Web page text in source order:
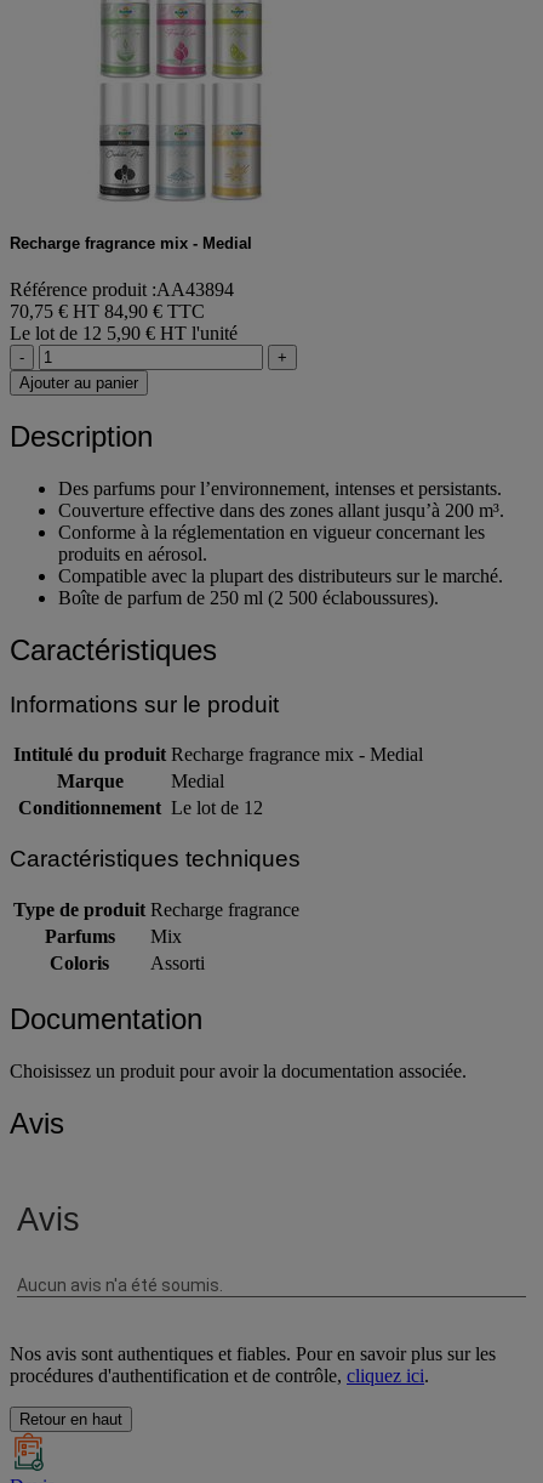
Référence produit :AA43894
70,75 € HT 84,90 € TTC
Le lot de 12 5,90 € HT l'unité
-
Description
Des parfums pour l’environnement, intenses et persistants.
Couverture effective dans des zones allant jusqu’à 200 m³.
Conforme à la réglementation en vigueur concernant les
produits en aérosol.
Compatible avec la plupart des distributeurs sur le marché.
Caractéristiques
Informations sur le produit
Intitulé du produit
Recharge fragrance mix - Medial
Marque
Medial
Caractéristiques techniques
Type de produit
Recharge fragrance
Parfums
Mix
Documentation
Avis
Nos avis sont authentiques et fiables. Pour en savoir plus sur les
Retour en haut